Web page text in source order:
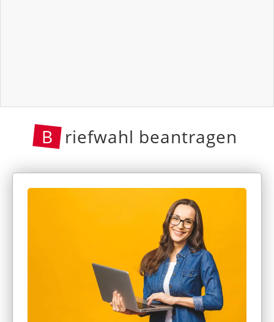
B riefwahl beantragen